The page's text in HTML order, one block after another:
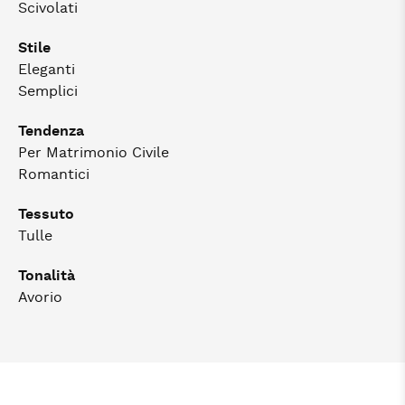
Scivolati
Stile
Eleganti
Semplici
Tendenza
Per Matrimonio Civile
Romantici
Tessuto
Tulle
Tonalità
Avorio